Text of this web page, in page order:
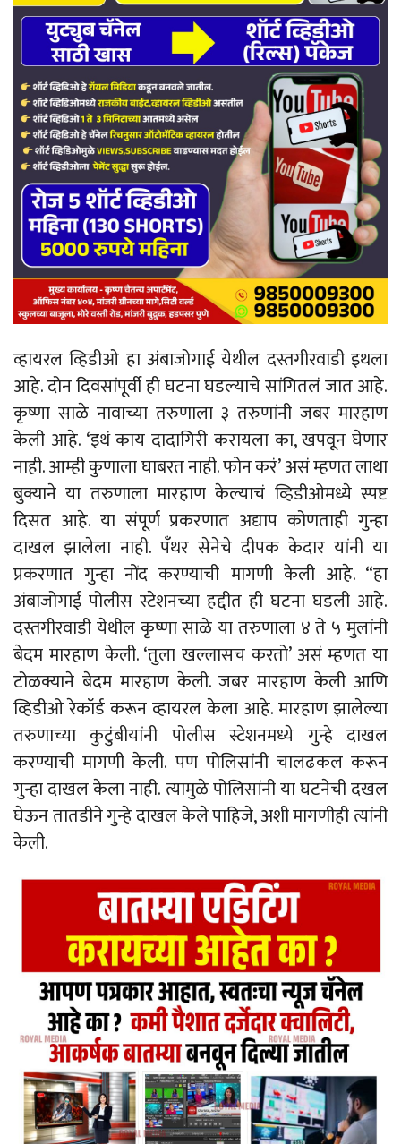
व्हायरल व्हिडीओ हा अंबाजोगाई येथील दस्तगीरवाडी इथला
आहे. दोन दिवसांपूर्वी ही घटना घडल्याचे सांगितलं जात आहे.
कृष्णा साळे नावाच्या तरुणाला ३ तरुणांनी जबर मारहाण
केली आहे. ‘इथं काय दादागिरी करायला का, खपवून घेणार
नाही. आम्ही कुणाला घाबरत नाही. फोन करं’ असं म्हणत लाथा
बुक्याने या तरुणाला मारहाण केल्याचं व्हिडीओमध्ये स्पष्ट
दिसत आहे. या संपूर्ण प्रकरणात अद्याप कोणताही गुन्हा
दाखल झालेला नाही. पँथर सेनेचे दीपक केदार यांनी या
प्रकरणात गुन्हा नोंद करण्याची मागणी केली आहे. “हा
अंबाजोगाई पोलीस स्टेशनच्या हद्दीत ही घटना घडली आहे.
दस्तगीरवाडी येथील कृष्णा साळे या तरुणाला ४ ते ५ मुलांनी
बेदम मारहाण केली. ‘तुला खल्लासच करतो’ असं म्हणत या
टोळक्याने बेदम मारहाण केली. जबर मारहाण केली आणि
व्हिडीओ रेकॉर्ड करून व्हायरल केला आहे. मारहाण झालेल्या
तरुणाच्या कुटुंबीयांनी पोलीस स्टेशनमध्ये गुन्हे दाखल
करण्याची मागणी केली. पण पोलिसांनी चालढकल करून
गुन्हा दाखल केला नाही. त्यामुळे पोलिसांनी या घटनेची दखल
घेऊन तातडीने गुन्हे दाखल केले पाहिजे, अशी मागणीही त्यांनी
केली.